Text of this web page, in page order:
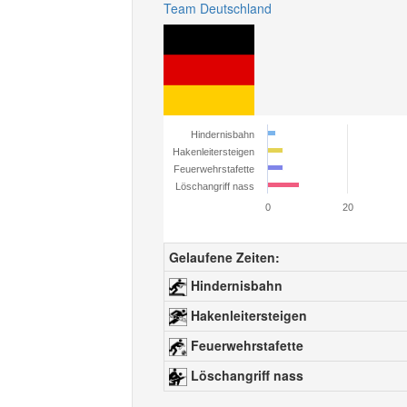
Team Deutschland
Hindernisbahn
Hakenleitersteigen
Feuerwehrstafette
Löschangriff nass
0
20
Gelaufene Zeiten:
Hindernisbahn
Hakenleitersteigen
Feuerwehrstafette
Löschangriff nass